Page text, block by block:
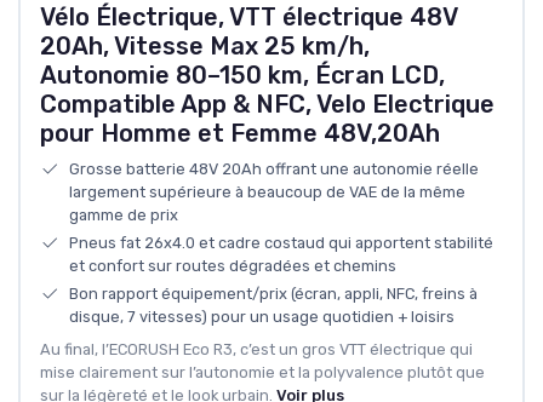
Vélo Électrique, VTT électrique 48V
20Ah, Vitesse Max 25 km/h,
Autonomie 80–150 km, Écran LCD,
Compatible App & NFC, Velo Electrique
pour Homme et Femme 48V,20Ah
Grosse batterie 48V 20Ah offrant une autonomie réelle
largement supérieure à beaucoup de VAE de la même
gamme de prix
Pneus fat 26x4.0 et cadre costaud qui apportent stabilité
et confort sur routes dégradées et chemins
Bon rapport équipement/prix (écran, appli, NFC, freins à
disque, 7 vitesses) pour un usage quotidien + loisirs
Au final, l’ECORUSH Eco R3, c’est un gros VTT électrique qui
mise clairement sur l’autonomie et la polyvalence plutôt que
sur la légèreté et le look urbain. Voir plus